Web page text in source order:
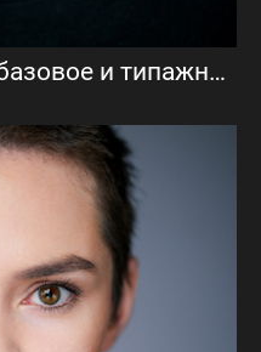
Алексей Карамазов (базовое и типажное актёрское портфолио)